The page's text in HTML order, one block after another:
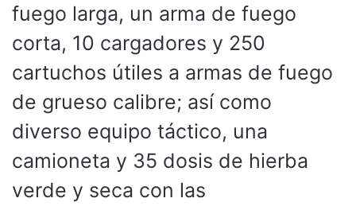
fuego larga, un arma de fuego
corta, 10 cargadores y 250
cartuchos útiles a armas de fuego
de grueso calibre; así como
diverso equipo táctico, una
camioneta y 35 dosis de hierba
verde y seca con las